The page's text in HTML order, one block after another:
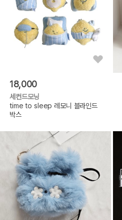
18,000
세컨드모닝
time to sleep 레모니 블라인드
박스